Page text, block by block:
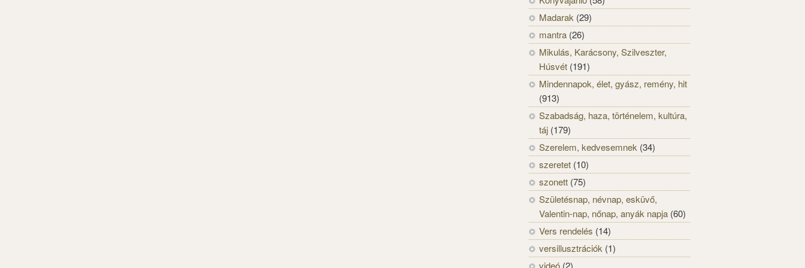
Madarak (29)
mantra (26)
Mikulás, Karácsony, Szilveszter,
Húsvét (191)
Mindennapok, élet, gyász, remény, hit
(913)
Szabadság, haza, történelem, kultúra,
táj (179)
Szerelem, kedvesemnek (34)
szeretet (10)
szonett (75)
Születésnap, névnap, esküvő,
Valentin-nap, nőnap, anyák napja (60)
Vers rendelés (14)
versillusztrációk (1)
videó (2)